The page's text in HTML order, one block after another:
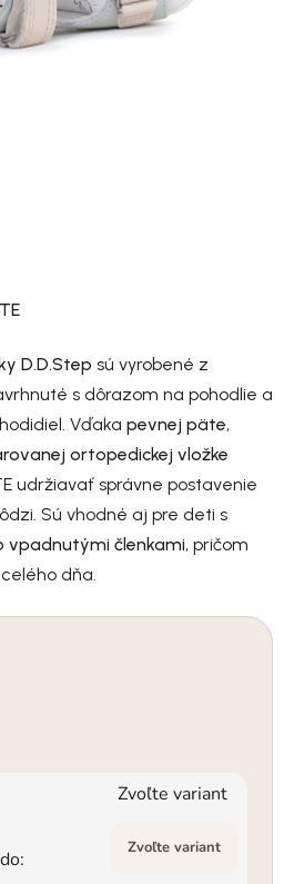
D.D.Step sú vyrobené z
s dôrazom na pohodlie a
Vďaka pevnej päte,
ortopedickej vložke
udržiavať správne postavenie
Sú vhodné aj pre deti s
vpadnutými členkami, pričom
dňa.
Zvoľte variant
Zvoľte variant